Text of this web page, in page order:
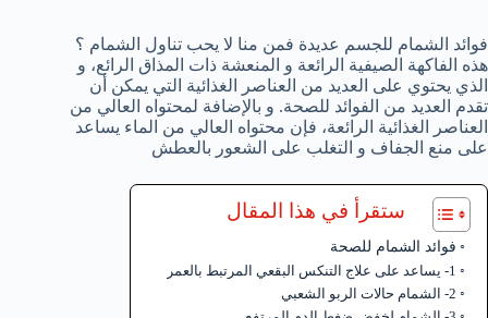
فوائد الشمام للجسم عديدة فمن منا لا يحب تناول الشمام ؟
هذه الفاكهة الصيفية الرائعة و المنعشة ذات المذاق الرائع، و
الذي يحتوي على العديد من العناصر الغذائية التي يمكن أن
تقدم العديد من الفوائد للصحة. و بالإضافة لمحتواه العالي من
العناصر الغذائية الرائعة، فإن محتواه العالي من الماء يساعد
على منع الجفاف و التغلب على الشعور بالعطش
ستقرأ في هذا المقال
فوائد الشمام للصحة
1- يساعد على علاج التنكس البقعي المرتبط بالعمر
2- الشمام حالات الربو الشعبي